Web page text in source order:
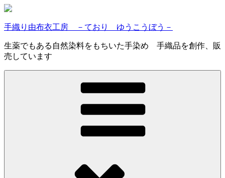
コ
テ
ン
ツ
へ
ス
手織り由布衣工房 －ており ゆうこうぼう－
生薬でもある自然染料をもちいた手染め 手織品を創作、販
売しています